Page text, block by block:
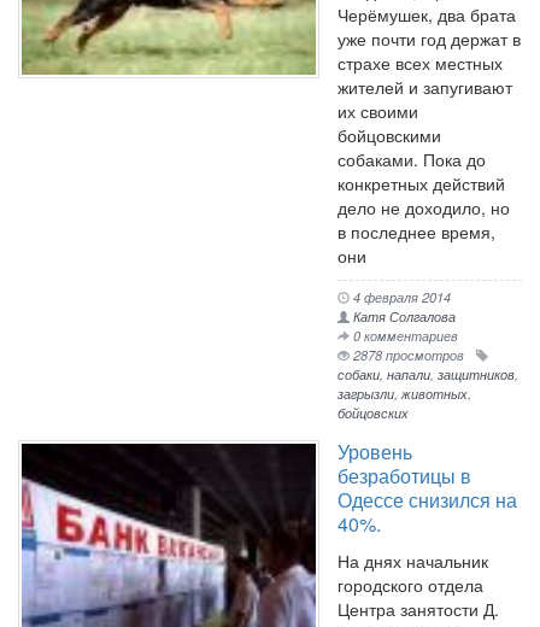
Черёмушек, два брата
уже почти год держат в
страхе всех местных
жителей и запугивают
их своими
бойцовскими
собаками. Пока до
конкретных действий
дело не доходило, но
в последнее время,
они
4 февраля 2014
Катя Солгалова
0 комментариев
2878 просмотров
собаки напали защитников
загрызли животных
бойцовских
Уровень
безработицы в
Одессе снизился на
40%.
На днях начальник
городского отдела
Центра занятости Д.